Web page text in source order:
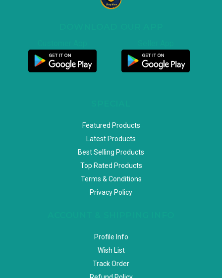
Featured Products
Latest Products
Best Selling Products
Top Rated Products
Terms & Conditions
Privacy Policy
Profile Info
Wish List
Track Order